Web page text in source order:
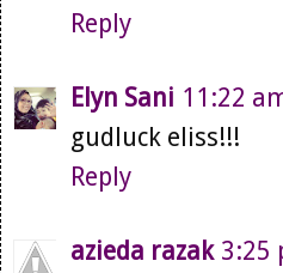
Reply
Elyn Sani 11:22
gudluck eliss!!!
Reply
azieda razak 3:25